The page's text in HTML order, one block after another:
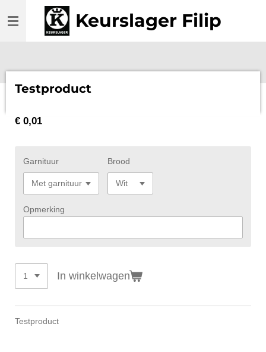
direct
Keurslager Filip
Testproduct
€ 0,01
Garnituur Brood
Opmerking
In winkelwagen
Testproduct